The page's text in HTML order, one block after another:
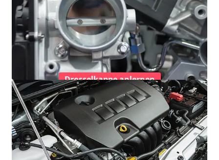
Drosselkappe anlernen